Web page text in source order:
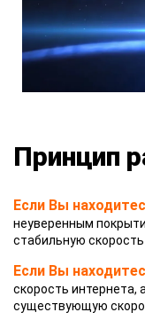
Принцип
Если Вы
неуверенным
стабильную
Если Вы
скорость интернета,
существующую